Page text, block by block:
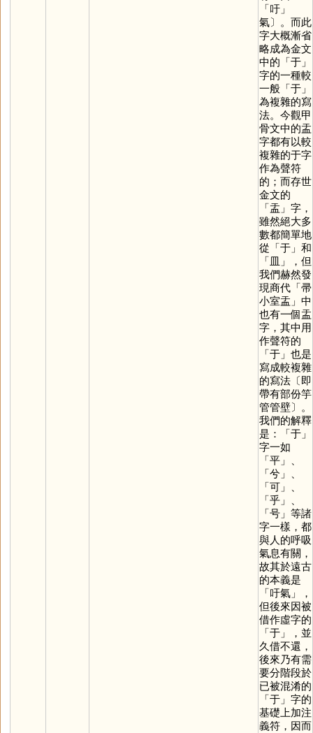
「吁」
氣〕。而此
字大概漸省
略成為金文
中的「于」
字的一種較
一般「于」
為複雜的寫
法。今觀甲
骨文中的盂
字都有以較
複雜的于字
作為聲符
的；而存世
金文的
「盂 」字，
雖然絕大多
數都簡單地
從「于」和
「皿 」，但
我們赫然發
現商代「帚
小室盂」中
也有一個盂
字，其中用
作聲符的
「于」也是
寫成較複雜
的寫法〔即
帶有部份竽
管管壁〕。
我們的解釋
是：「于」
字一如
「平」、
「兮 」、
「可」、
「乎」、
「号」等諸
字一樣，都
與人的呼吸
氣息有關，
故其於遠古
的本義是
「吁氣」，
但後來因被
借作虛字的
「于」，並
久借不還，
後來乃有需
要分階段於
已被混淆的
「于」字的
基礎上加注
義符，因而